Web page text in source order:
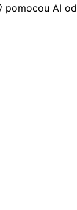
pomocou AI od